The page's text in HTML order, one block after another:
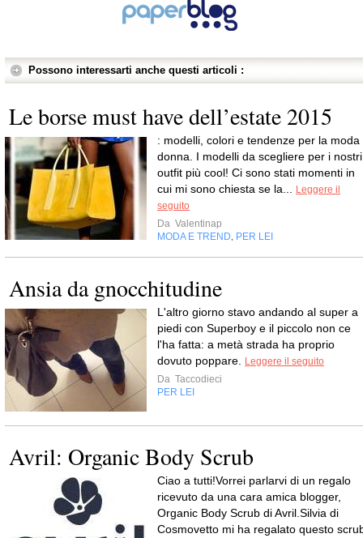
Possono interessarti anche questi articoli :
Le borse must have dell’estate 2015
: modelli, colori e tendenze per la moda
donna. I modelli da scegliere per i nostri
outfit più cool! Ci sono stati momenti in
cui mi sono chiesta se la...
Leggere il
seguito
Da Valentinap
MODA E TREND
PER LEI
Ansia da gnocchitudine
L'altro giorno stavo andando al super a
piedi con Superboy e il piccolo non ce
l'ha fatta: a metà strada ha proprio
dovuto poppare.
Leggere il seguito
Da Taccodieci
PER LEI
Avril: Organic Body Scrub
Ciao a tutti!Vorrei parlarvi di un regalo
ricevuto da una cara amica blogger,
Organic Body Scrub di Avril.Silvia di
Cosmovetto mi ha regalato questo